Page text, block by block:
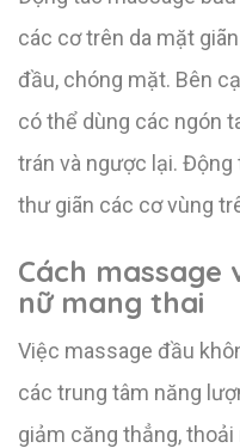
các cơ trên da mặt
đầu, chóng mặt. Bên
có thể dùng các ngón
trán và ngược lại.
thư giãn các cơ vùng
Cách massage
nữ mang thai
Việc massage đầu
các trung tâm năng
giảm căng thẳng, thoải